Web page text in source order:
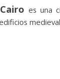
es una